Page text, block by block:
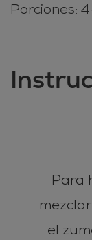
Porciones:
Para
el